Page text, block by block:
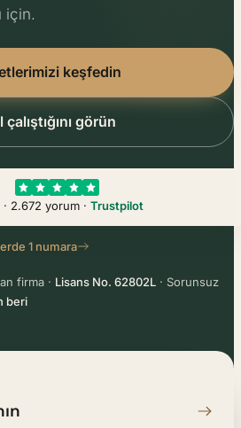
için.
keşfedin
çalıştığını görün
2.672 yorum · Trustpilot
1 numara
firma · Lisans No. 62802L · Sorunsuz
beri